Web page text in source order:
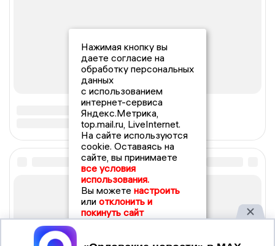
Нажимая кнопку вы
даете согласие на
обработку персональных
данных
с использованием
интернет-сервиса
Яндекс.Метрика,
top.mail.ru, LiveInternet.
На сайте используются
cookie. Оставаясь на
сайте, вы принимаете
все условия
использования.
Вы можете настроить
или отклонить и
покинуть сайт
Принять